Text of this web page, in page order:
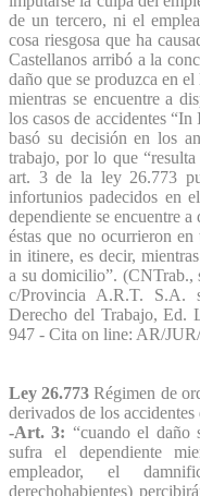
de un tercero, ni el
cosa riesgosa que ha
Castellanos arribó a la
daño que se produzca en
mientras se encuentre a
los casos de accidentes
basó su decisión en los
trabajo, por lo que
art. 3 de la ley 26.773
infortunios padecidos en
dependiente se encuentre
éstas que no ocurrieron
in itinere, es decir,
a su domicilio”. (CNTrab.,
c/Provincia A.R.T. S.A.
Derecho del Trabajo, Ed.
947 - Cita on line: AR/
Ley 26.773Régimen de
derivados de los
-Art. 3: “cuando el
sufra el dependiente
empleador, el
derechohabientes)